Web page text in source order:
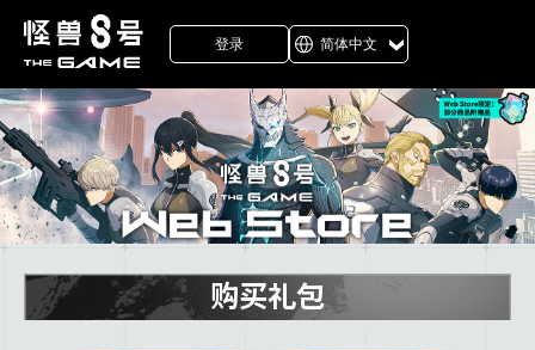
登录 简体中文
购买礼包